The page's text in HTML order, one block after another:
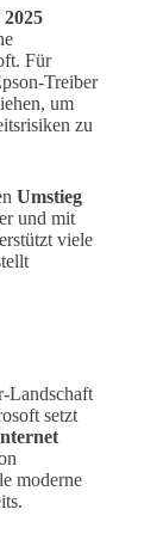
Für
Treiber
um
zu
Umstieg
und mit
viele
Landschaft
setzt
moderne